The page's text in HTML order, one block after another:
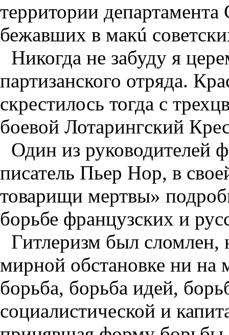
территории
бежавших в макú
Никогда не забуду я
партизанского отряда.
скрестилось тогда с
боевой Лотарингский
Один из руководителей
писатель Пьер Нор, в
товарищи мертвы»
борьбе французских и
Гитлеризм был
мирной обстановке ни на
борьба, борьба идей,
социалистической и